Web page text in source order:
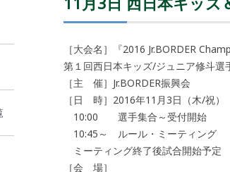
［大会名］『2016 Jr.BORDER
第１回西日本キッズ/ジュニア修斗
［主 催］Jr.BORDER振興会
［日 時］2016年11月3日（木/祝）
10:00 選手集合～受付開始
10:45～ ルール・ミーティング
ミーティング終了後試合開始予定
［会 場］